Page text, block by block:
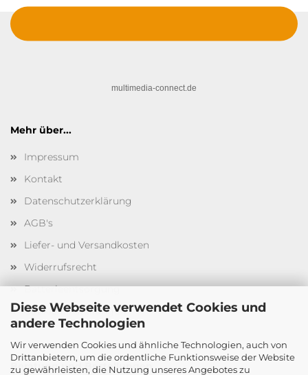
Diese Webseite verwendet Cookies und
andere Technologien
Wir verwenden Cookies und ähnliche Technologien, auch von
Drittanbietern, um die ordentliche Funktionsweise der Website
zu gewährleisten, die Nutzung unseres Angebotes zu
multimedia-connect.de
Mehr über...
Impressum
Kontakt
Datenschutzerklärung
AGB's
Liefer- und Versandkosten
Widerrufsrecht
Batterieentsorgung
Cookie Einstellungen
Beratung und Bestellungen